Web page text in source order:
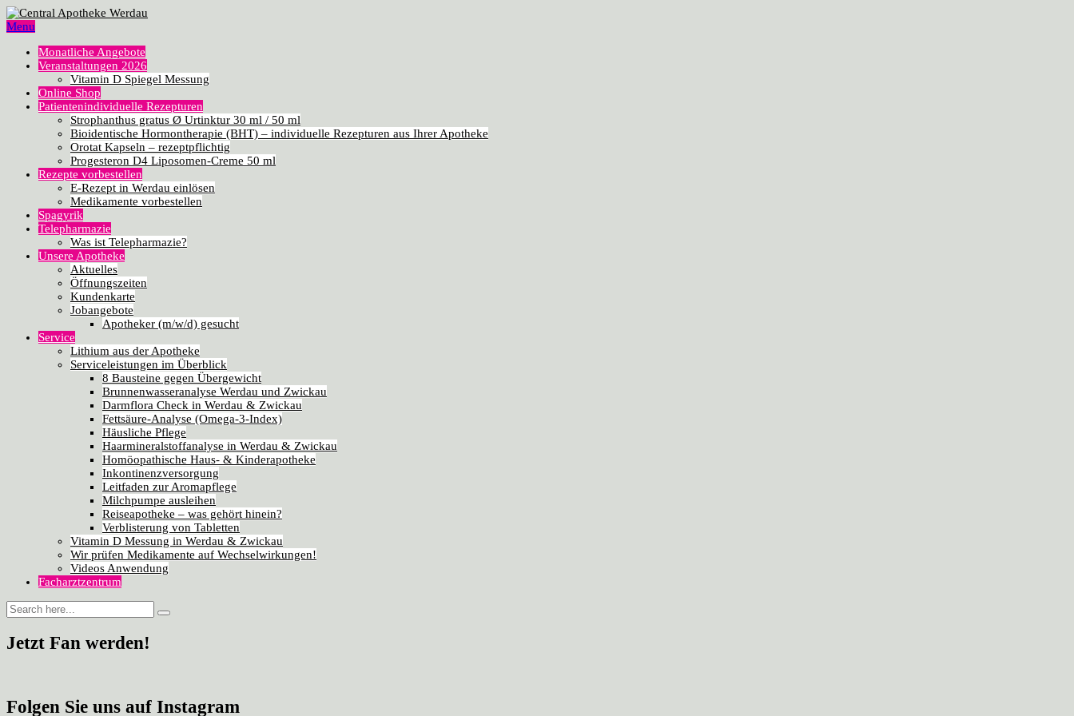
Menu
Monatliche Angebote
Veranstaltungen 2026
Vitamin D Spiegel Messung
Online Shop
Patientenindividuelle Rezepturen
Strophanthus gratus Ø Urtinktur 30 ml / 50 ml
Bioidentische Hormontherapie (BHT) – individuelle Rezepturen aus Ihrer Apotheke
Orotat Kapseln – rezeptpflichtig
Progesteron D4 Liposomen-Creme 50 ml
Rezepte vorbestellen
E-Rezept in Werdau einlösen
Medikamente vorbestellen
Spagyrik
Telepharmazie
Was ist Telepharmazie?
Unsere Apotheke
Aktuelles
Öffnungszeiten
Kundenkarte
Jobangebote
Apotheker (m/w/d) gesucht
Service
Lithium aus der Apotheke
Serviceleistungen im Überblick
8 Bausteine gegen Übergewicht
Brunnenwasseranalyse Werdau und Zwickau
Darmflora Check in Werdau & Zwickau
Fettsäure-Analyse (Omega-3-Index)
Häusliche Pflege
Haarmineralstoffanalyse in Werdau & Zwickau
Homöopathische Haus- & Kinderapotheke
Inkontinenzversorgung
Leitfaden zur Aromapflege
Milchpumpe ausleihen
Reiseapotheke – was gehört hinein?
Verblisterung von Tabletten
Vitamin D Messung in Werdau & Zwickau
Wir prüfen Medikamente auf Wechselwirkungen!
Videos Anwendung
Facharztzentrum
Jetzt Fan werden!
Folgen Sie uns auf Instagram